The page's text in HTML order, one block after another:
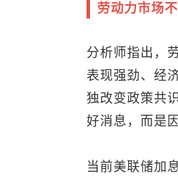
劳动力市场
分析师指出，
表现强劲、经
独改变政策共
好消息，而是
当前美联储加